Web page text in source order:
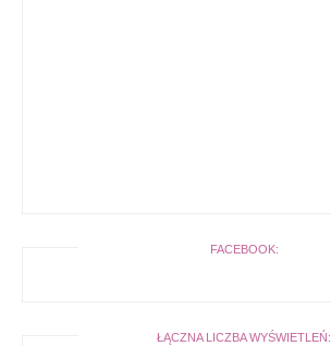
FACEBOOK:
ŁĄCZNA LICZBA WYŚWIETLEŃ: